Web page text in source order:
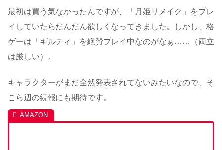
最初は買う気なかったんですが、「月姫リメイク」をプレ
イしていたらだんだん欲しくなってきました。しかし、格
ゲーは「ギルティ」を絶賛プレイ中なのがなぁ……（両立
は厳しい）。
キャラクターがまだ全然発表されてないみたいなので、そ
こら辺の続報にも期待です。